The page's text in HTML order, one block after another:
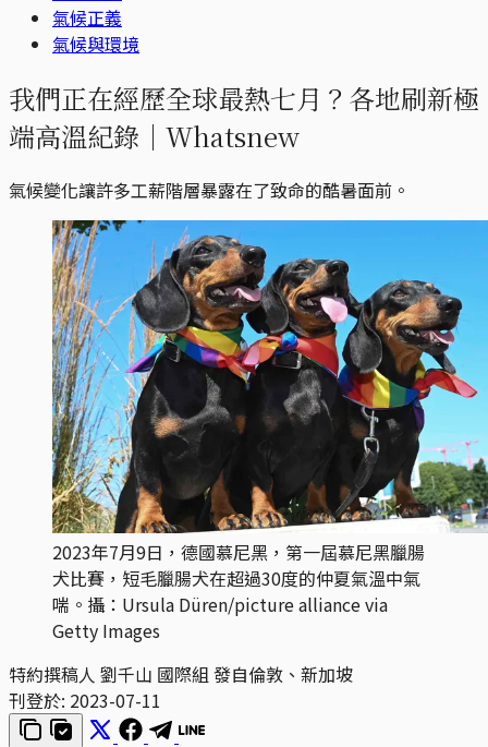
氣候正義
氣候與環境
我們正在經歷全球最熱七月？各地刷新極
端高溫紀錄｜Whatsnew
氣候變化讓許多工薪階層暴露在了致命的酷暑面前。
2023年7月9日，德國慕尼黑，第一屆慕尼黑臘腸
犬比賽，短毛臘腸犬在超過30度的仲夏氣溫中氣
喘。攝：Ursula Düren/picture alliance via
Getty Images
特約撰稿人 劉千山 國際組 發自倫敦、新加坡
刊登於: 2023-07-11